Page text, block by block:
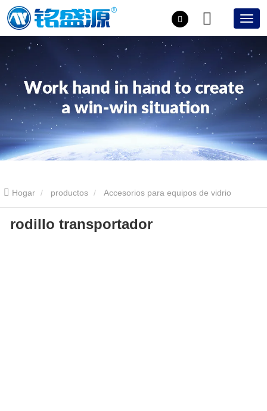
Hogar productos Accesorios para equipos de vidrio
aislante. rodillo transportador
rodillo transportador